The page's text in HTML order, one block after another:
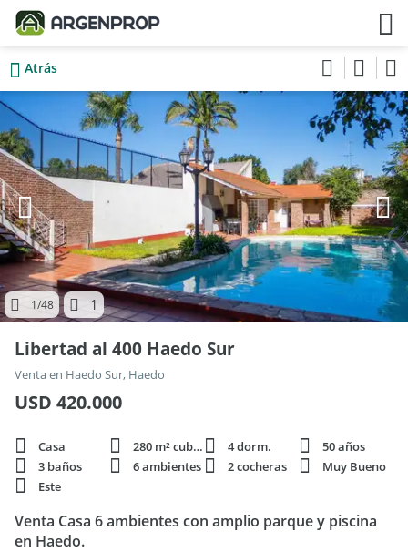
Atrás
1/48 1
Libertad al 400 Haedo Sur
Venta en Haedo Sur, Haedo
USD 420.000
Casa 280 m² cubie. 4 dorm.
50 años
3 baños
6 ambientes 2 cocheras
Muy Bueno
Este
Venta Casa 6 ambientes con amplio parque y piscina
en Haedo.